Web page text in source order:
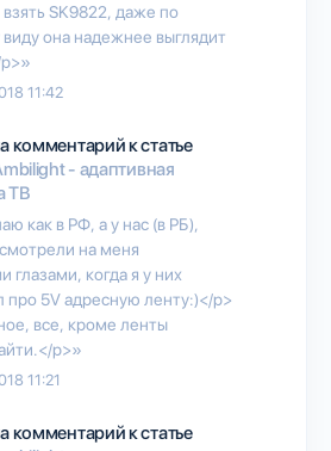
SK9822, даже по
она надежнее выглядит
11:42
комментарий к статье
- адаптивная
ТВ
как в РФ, а у нас (в РБ),
на меня
глазами, когда я у них
про 5V адресную ленту:)</p>
все, кроме ленты
p>»
11:21
комментарий к статье